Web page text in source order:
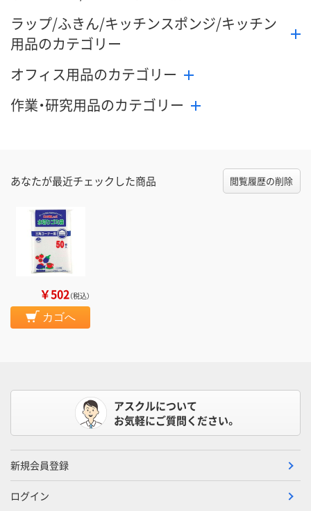
ラップ/ふきん/キッチンスポンジ/キッチン
用品のカテゴリー
オフィス用品のカテゴリー
作業・研究用品のカテゴリー
あなたが最近チェックした商品 閲覧履歴の削除
￥502（税込）
カゴへ
アスクルについて
お気軽にご質問ください。
新規会員登録
ログイン